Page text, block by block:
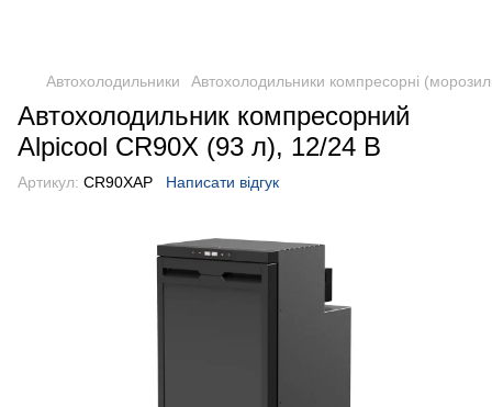
Автохолодильники Автохолодильники компресорні
Автохолодильник компресорний
Alpicool CR90X (93 л), 12/24 В
Артикул: CR90XAP Написати відгук